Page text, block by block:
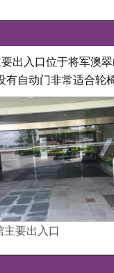
出入口位于将军澳
有自动门非常适合轮
主要出入口